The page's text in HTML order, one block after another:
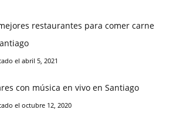
restaurantes para comer carne
el abril 5, 2021
con música en vivo en Santiago
el octubre 12, 2020